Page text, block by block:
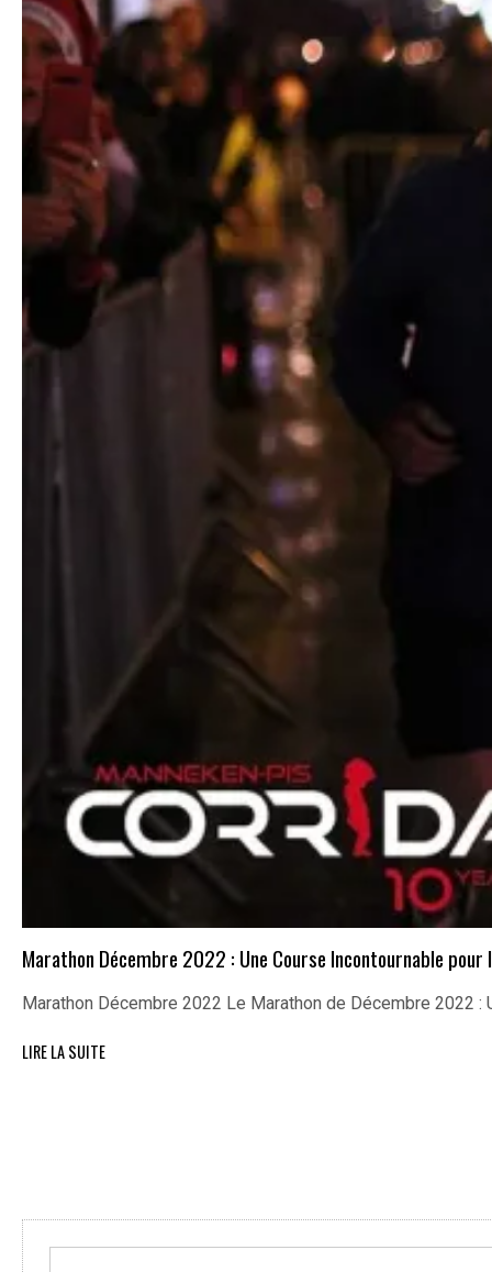
Marathon Décembre 2022 : Une Course Incontournable pour
Marathon Décembre 2022 Le Marathon de Décembre 2022
LIRE LA SUITE